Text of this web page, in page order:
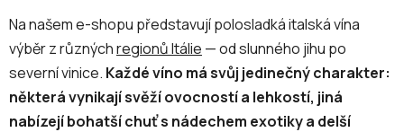
l
á
d
a
c
í
Na našem e-shopu představují polosladká italská vína
výběr z různýchregionů Itálie — od slunného jihu po
severní vinice. Každé víno má svůj jedinečný charakter:
některá vynikají svěží ovocností a lehkostí, jiná
nabízejí bohatší chuť s nádechem exotiky a delší